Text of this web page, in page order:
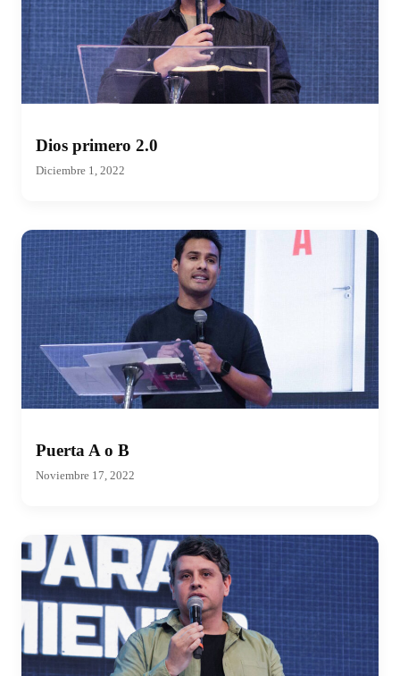
Dios primero 2.0
Diciembre 1, 2022
Puerta A o B
Noviembre 17, 2022